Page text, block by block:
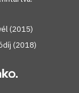
(2015)
(2018)